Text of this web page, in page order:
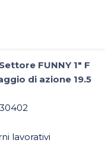
FUNNY 1" F
di azione 19.5
lavorativi